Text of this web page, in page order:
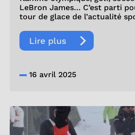
LeBron James… C’est parti
tour de glace de l’actualité
Lire plus
16 avril 2025